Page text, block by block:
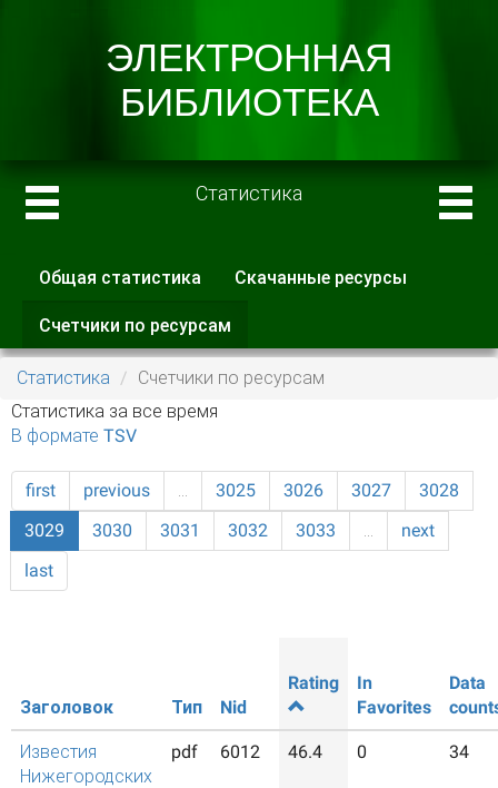
Статистика
Главные вкладки
Общая статистика Скачанные ресурсы
Счетчики по ресурсам
вкладка)
Статистика
Счетчики по ресурсам
Статистика за все время
В формате TSV
first previous … 3025 3026 3027
3028
3029
3030 3031 3032 3033 …
next
last
Заголовок Тип Nid
Rating
In
Favorites
Data
Известия
Нижегородских
pdf 6012 46.4 0 34